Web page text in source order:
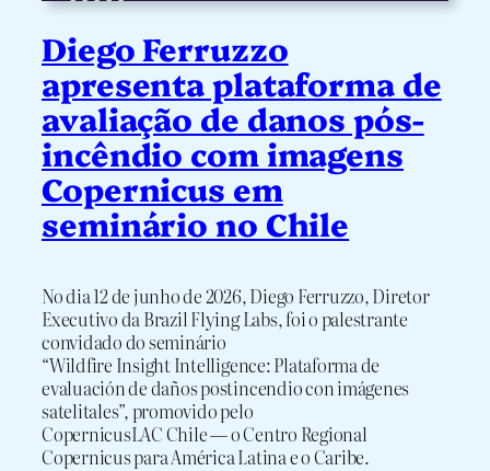
Diego Ferruzzo
apresenta plataforma de
avaliação de danos pós-
incêndio com imagens
Copernicus em
seminário no Chile
No dia 12 de junho de 2026, Diego Ferruzzo, Diretor
Executivo da Brazil Flying Labs, foi o palestrante
convidado do seminário
“Wildfire Insight Intelligence: Plataforma de
evaluación de daños postincendio con imágenes
satelitales”, promovido pelo
CopernicusLAC Chile — o Centro Regional
Copernicus para América Latina e o Caribe.